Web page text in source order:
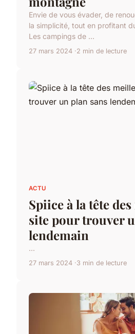
Envie de vous évader, de
la simplicité, tout en profitant
Les campings de ...
27 mars 2024 2 min de lecture
ACTU
Spiice à la tête
site pour trouver
lendemain
...
27 mars 2024 3 min de lecture